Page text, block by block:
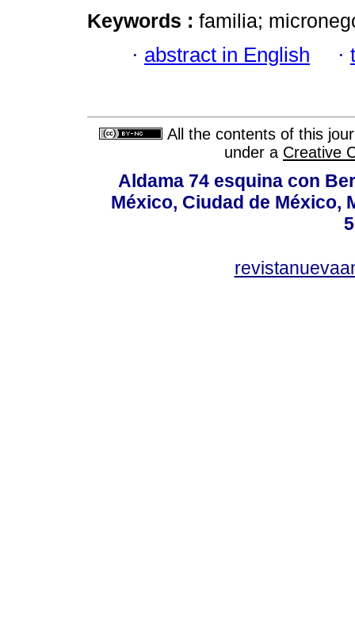
Keywords : familia;
· abstract in English ·
All the contents of this
under a Creative
Aldama 74 esquina con
México, Ciudad de México,